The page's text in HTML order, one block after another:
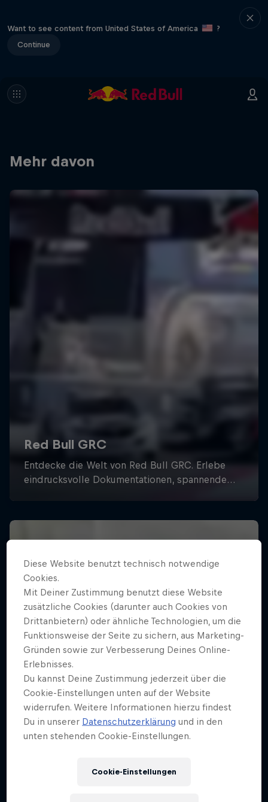
Want to see content from United States of America
?
Continue
Mehr davon
Diese Website benutzt technisch notwendige
Cookies.
Mit Deiner Zustimmung benutzt diese Website
zusätzliche Cookies (darunter auch Cookies von
Drittanbietern) oder ähnliche Technologien, um die
Funktionsweise der Seite zu sichern, aus Marketing-
Gründen sowie zur Verbesserung Deines Online-
Erlebnisses.
Du kannst Deine Zustimmung jederzeit über die
Cookie-Einstellungen unten auf der Website
widerrufen. Weitere Informationen hierzu findest
Du in unserer Datenschutzerklärung und in den
unten stehenden Cookie-Einstellungen.
Cookie-Einstellungen